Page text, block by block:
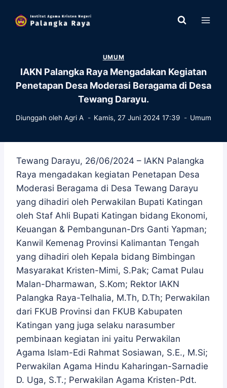
UMUM
IAKN Palangka Raya Mengadakan Kegiatan
Penetapan Desa Moderasi Beragama di Desa
Tewang Darayu.
Diunggah oleh Agri A Kamis, 27 Juni 2024 17:39 Umum
Tewang Darayu, 26/06/2024 – IAKN Palangka
Raya mengadakan kegiatan Penetapan Desa
Moderasi Beragama di Desa Tewang Darayu
yang dihadiri oleh Perwakilan Bupati Katingan
oleh Staf Ahli Bupati Katingan bidang Ekonomi,
Keuangan & Pembangunan-Drs Ganti Yapman;
Kanwil Kemenag Provinsi Kalimantan Tengah
yang dihadiri oleh Kepala bidang Bimbingan
Masyarakat Kristen-Mimi, S.Pak; Camat Pulau
Malan-Dharmawan, S.Kom; Rektor IAKN
Palangka Raya-Telhalia, M.Th, D.Th; Perwakilan
dari FKUB Provinsi dan FKUB Kabupaten
Katingan yang juga selaku narasumber
pembinaan kegiatan ini yaitu Perwakilan
Agama Islam-Edi Rahmat Sosiawan, S.E., M.Si;
Perwakilan Agama Hindu Kaharingan-Sarnadie
D. Uga, S.T.; Perwakilan Agama Kristen-Pdt.